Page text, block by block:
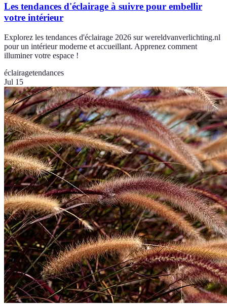
Les tendances d'éclairage à suivre pour embellir
votre intérieur
Explorez les tendances d'éclairage 2026 sur wereldvanverlichting.nl
pour un intérieur moderne et accueillant. Apprenez comment
illuminer votre espace !
éclairagetendances
Jul 15